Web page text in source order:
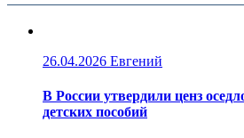
26.04.2026 Евгений
В России утвердили ценз
детских пособий